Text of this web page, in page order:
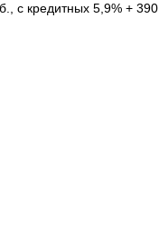
с кредитных 5,9% + 390